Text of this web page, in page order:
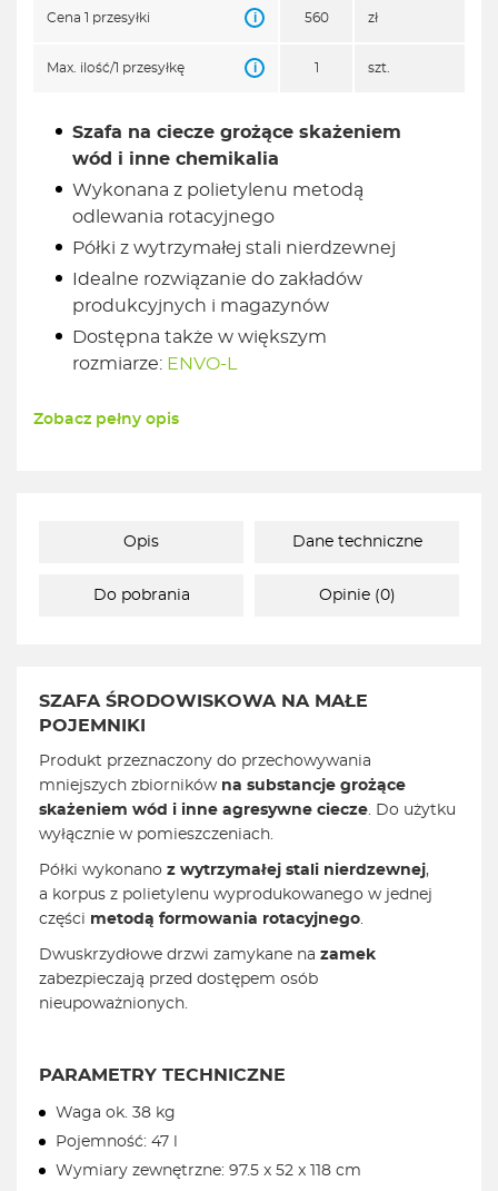
Cena 1 przesyłki i 560 zł
Max. ilość/1 przesyłkę i szt.
Szafa na ciecze grożące skażeniem
wód i inne chemikalia
Wykonana z polietylenu metodą
odlewania rotacyjnego
Półki z wytrzymałej stali nierdzewnej
Idealne rozwiązanie do zakładów
produkcyjnych i magazynów
Dostępna także w większym
rozmiarze: ENVO-L
Zobacz pełny opis
Opis Dane techniczne
Do pobrania Opinie (0)
SZAFA ŚRODOWISKOWA NA MAŁE
POJEMNIKI
Produkt przeznaczony do przechowywania
mniejszych zbiorników na substancje grożące
skażeniem wód i inne agresywne ciecze. Do użytku
wyłącznie w pomieszczeniach.
Półki wykonano z wytrzymałej stali nierdzewnej,
a korpus z polietylenu wyprodukowanego w jednej
części metodą formowania rotacyjnego.
Dwuskrzydłowe drzwi zamykane na zamek
zabezpieczają przed dostępem osób
nieupoważnionych.
PARAMETRY TECHNICZNE
Waga ok. 38 kg
Pojemność: 47 l
Wymiary zewnętrzne: 97.5 x 52 x 118 cm